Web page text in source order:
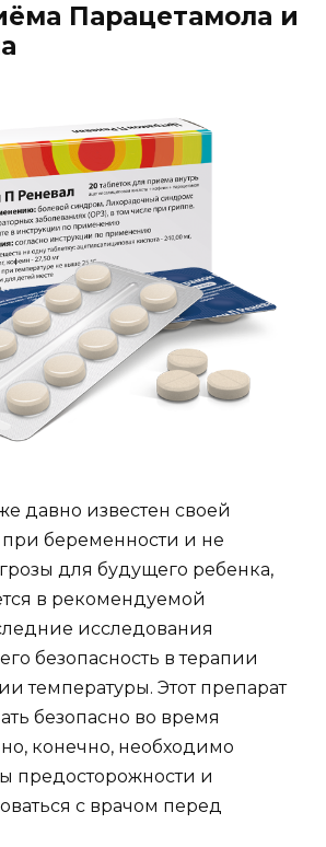
Парацетамола и
давно известен своей
при беременности и не
для будущего ребенка,
в рекомендуемой
исследования
безопасность в терапии
температуры. Этот препарат
безопасно во время
конечно, необходимо
предосторожности и
с врачом перед